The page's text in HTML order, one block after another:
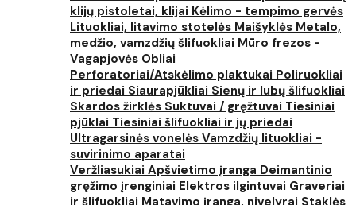
klijų pistoletai, klijai Kėlimo - tempimo gervės
Lituokliai, litavimo stotelės Maišyklės Metalo,
medžio, vamzdžių šlifuokliai Mūro frezos -
Vagapjovės Obliai
Perforatoriai/Atskėlimo plaktukai Poliruokliai
ir priedai Siaurapjūkliai Sienų ir lubų šlifuokliai
Skardos žirklės Suktuvai / gręžtuvai Tiesiniai
pjūklai Tiesiniai šlifuokliai ir jų priedai
Ultragarsinės vonelės Vamzdžių lituokliai -
suvirinimo aparatai
Veržliasukiai Apšvietimo įranga Deimantinio
gręžimo įrenginiai Elektros ilgintuvai Graveriai
ir šlifuokliai Matavimo įranga, nivelyrai Staklės